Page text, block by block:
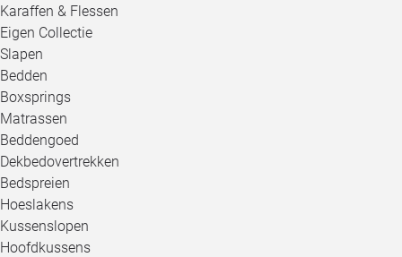
Karaffen & Flessen
Eigen Collectie
Slapen
Bedden
Boxsprings
Matrassen
Beddengoed
Dekbedovertrekken
Bedspreien
Hoeslakens
Kussenslopen
Hoofdkussens